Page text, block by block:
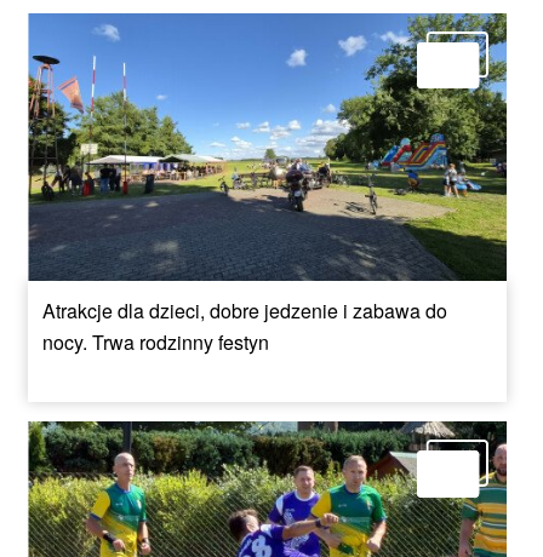
Atrakcje dla dzieci, dobre jedzenie i zabawa do
nocy. Trwa rodzinny festyn